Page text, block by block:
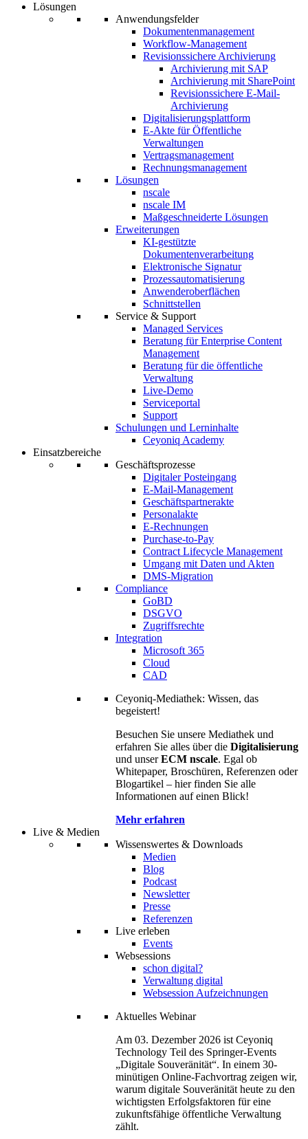
Lösungen
Anwendungsfelder
Dokumentenmanagement
Workflow-Management
Revisionssichere Archivierung
Archivierung mit SAP
Archivierung mit SharePoint
Revisionssichere E-Mail-
Archivierung
Digitalisierungsplattform
E-Akte für Öffentliche
Verwaltungen
Vertragsmanagement
Rechnungsmanagement
Lösungen
nscale
nscale IM
Maßgeschneiderte Lösungen
Erweiterungen
KI-gestützte
Dokumentenverarbeitung
Elektronische Signatur
Prozessautomatisierung
Anwenderoberflächen
Schnittstellen
Service & Support
Managed Services
Beratung für Enterprise Content
Management
Beratung für die öffentliche
Verwaltung
Live-Demo
Serviceportal
Support
Schulungen und Lerninhalte
Ceyoniq Academy
Einsatzbereiche
Geschäftsprozesse
Digitaler Posteingang
E-Mail-Management
Geschäftspartnerakte
Personalakte
E-Rechnungen
Purchase-to-Pay
Contract Lifecycle Management
Umgang mit Daten und Akten
DMS-Migration
Compliance
GoBD
DSGVO
Zugriffsrechte
Integration
Microsoft 365
Cloud
CAD
Ceyoniq-Mediathek: Wissen, das
begeistert!
Besuchen Sie unsere Mediathek und
erfahren Sie alles über die Digitalisierung
und unserECM nscale. Egal ob
Whitepaper, Broschüren, Referenzen oder
Blogartikel – hier finden Sie alle
Informationen auf einen Blick!
Mehr erfahren
Live & Medien
Wissenswertes & Downloads
Medien
Blog
Podcast
Newsletter
Presse
Referenzen
Live erleben
Events
Websessions
schon digital?
Verwaltung digital
Websession Aufzeichnungen
Aktuelles Webinar
Am 03. Dezember 2026 ist Ceyoniq
Technology Teil des Springer-Events
„Digitale Souveränität“. In einem 30-
minütigen Online-Fachvortrag zeigen wir,
warum digitale Souveränität heute zu den
wichtigsten Erfolgsfaktoren für eine
zukunftsfähige öffentliche Verwaltung
zählt.